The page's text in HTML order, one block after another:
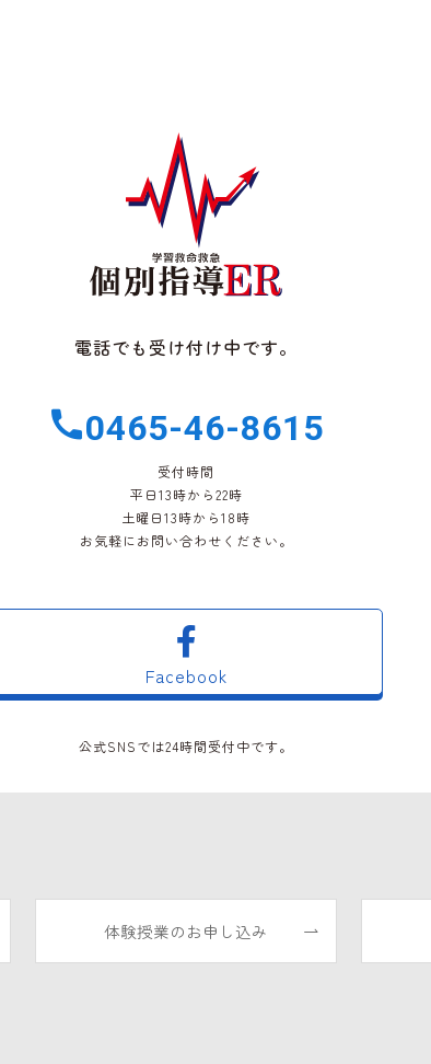
電話でも受け付け中です。
0465-46-8615
受付時間
平日13時から22時
土曜日13時から18時
お気軽にお問い合わせください。
Facebook
公式SNSでは24時間受付中です。
体験授業のお申し込み